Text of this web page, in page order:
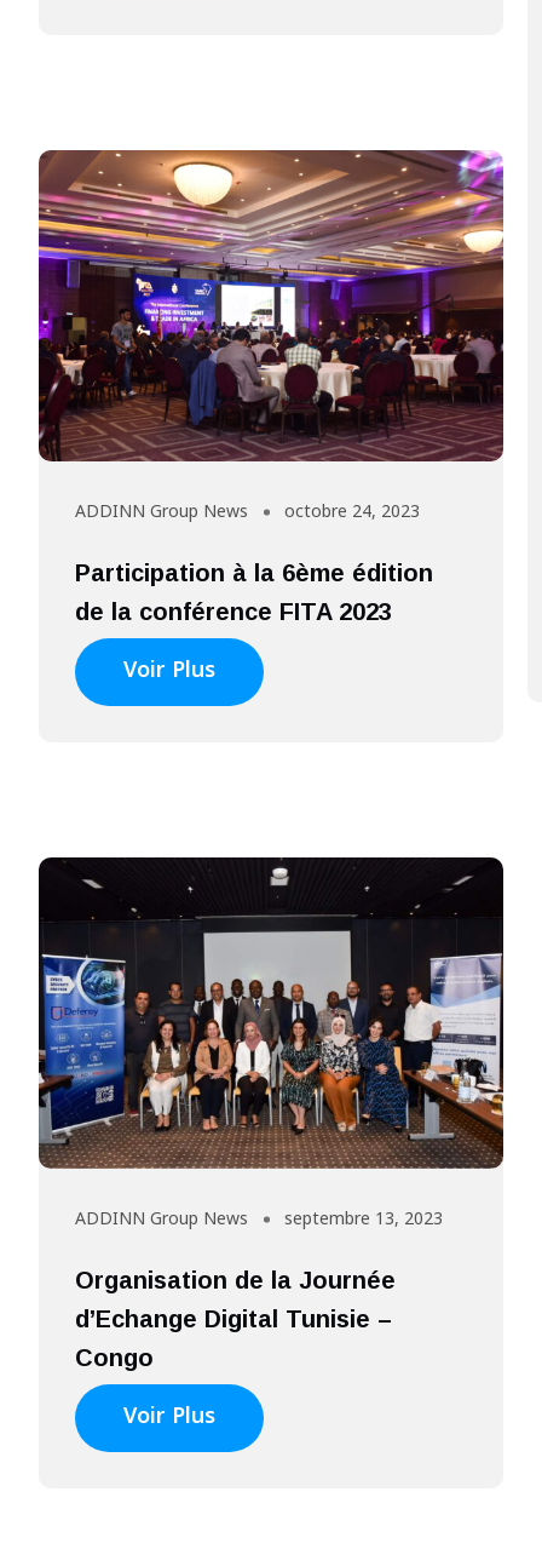
ADDINN Group News octobre 24, 2023
Participation à la 6ème édition
de la conférence FITA 2023
Voir Plus
ADDINN Group News septembre 13, 2023
Organisation de la Journée
d’Echange Digital Tunisie –
Congo
Voir Plus